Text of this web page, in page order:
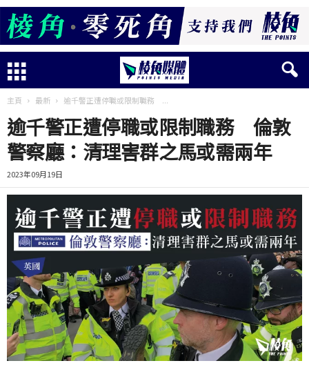
主頁 最新 逾千警正遭停職或限制職務 ...
逾千警正遭停職或限制職務 倫敦
警察廳：清理害群之馬或需兩年
2023年09月19日